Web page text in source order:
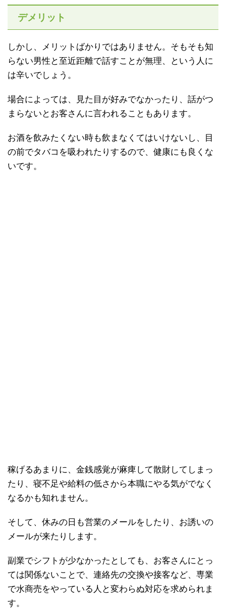
デメリット
しかし、メリットばかりではありません。そもそも知
らない男性と至近距離で話すことが無理、という人に
は辛いでしょう。
場合によっては、見た目が好みでなかったり、話がつ
まらないとお客さんに言われることもあります。
お酒を飲みたくない時も飲まなくてはいけないし、目
の前でタバコを吸われたりするので、健康にも良くな
いです。
稼げるあまりに、金銭感覚が麻痺して散財してしまっ
たり、寝不足や給料の低さから本職にやる気がでなく
なるかも知れません。
そして、休みの日も営業のメールをしたり、お誘いの
メールが来たりします。
副業でシフトが少なかったとしても、お客さんにとっ
ては関係ないことで、連絡先の交換や接客など、専業
で水商売をやっている人と変わらぬ対応を求められま
す。